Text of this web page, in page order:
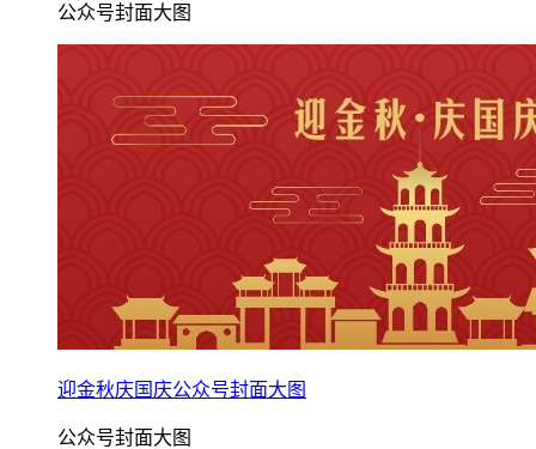
公众号封面大图
迎金秋庆国庆公众号封面大图
公众号封面大图